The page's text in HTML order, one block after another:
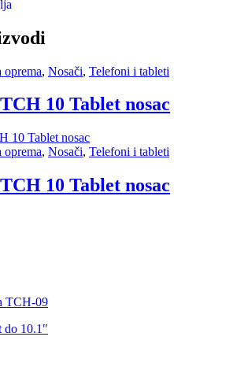
oprema, Nosači, Telefoni i tableti
10 Tablet nosac
oprema, Nosači, Telefoni i tableti
10 Tablet nosac
TCH-09
do 10.1″